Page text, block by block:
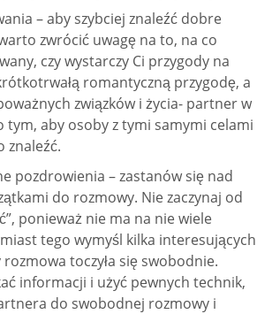
– aby szybciej znaleźć dobre
zwrócić uwagę na to, na co
czy wystarczy Ci przygody na
romantyczną przygodę, a
związków i życia- partner w
tym, aby osoby z tymi samymi celami
znaleźć.
pozdrowienia – zastanów się nad
do rozmowy. Nie zaczynaj od
ponieważ nie ma na nie wiele
tego wymyśl kilka interesujących
toczyła się swobodnie.
informacji i użyć pewnych technik,
do swobodnej rozmowy i